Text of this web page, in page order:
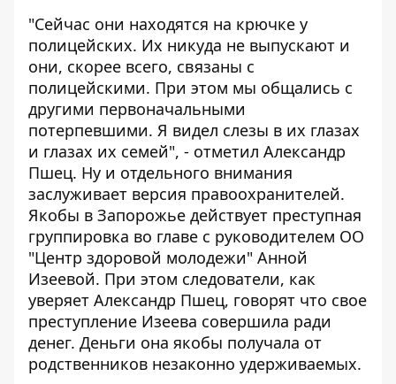
"Сейчас они находятся на крючке у
полицейских. Их никуда не выпускают и
они, скорее всего, связаны с
полицейскими. При этом мы общались с
другими первоначальными
потерпевшими. Я видел слезы в их глазах
и глазах их семей", - отметил Александр
Пшец. Ну и отдельного внимания
заслуживает версия правоохранителей.
Якобы в Запорожье действует преступная
группировка во главе с руководителем ОО
"Центр здоровой молодежи" Анной
Изеевой. При этом следователи, как
уверяет Александр Пшец, говорят что свое
преступление Изеева совершила ради
денег. Деньги она якобы получала от
родственников незаконно удерживаемых.